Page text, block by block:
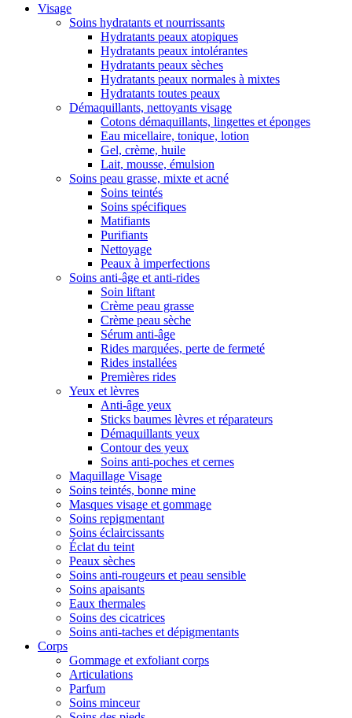
Visage
Soins hydratants et nourrissants
Hydratants peaux atopiques
Hydratants peaux intolérantes
Hydratants peaux sèches
Hydratants peaux normales à mixtes
Hydratants toutes peaux
Démaquillants, nettoyants visage
Cotons démaquillants, lingettes et éponges
Eau micellaire, tonique, lotion
Gel, crème, huile
Lait, mousse, émulsion
Soins peau grasse, mixte et acné
Soins teintés
Soins spécifiques
Matifiants
Purifiants
Nettoyage
Peaux à imperfections
Soins anti-âge et anti-rides
Soin liftant
Crème peau grasse
Crème peau sèche
Sérum anti-âge
Rides marquées, perte de fermeté
Rides installées
Premières rides
Yeux et lèvres
Anti-âge yeux
Sticks baumes lèvres et réparateurs
Démaquillants yeux
Contour des yeux
Soins anti-poches et cernes
Maquillage Visage
Soins teintés, bonne mine
Masques visage et gommage
Soins repigmentant
Soins éclaircissants
Éclat du teint
Peaux sèches
Soins anti-rougeurs et peau sensible
Soins apaisants
Eaux thermales
Soins des cicatrices
Soins anti-taches et dépigmentants
Corps
Gommage et exfoliant corps
Articulations
Parfum
Soins minceur